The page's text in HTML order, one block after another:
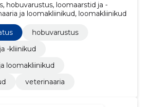
hobuvarustus, loomaarstid ja -
ja loomakliinikud, loomakliinikud
hobuvarustus
-kliinikud
loomakliinikud
veterinaaria